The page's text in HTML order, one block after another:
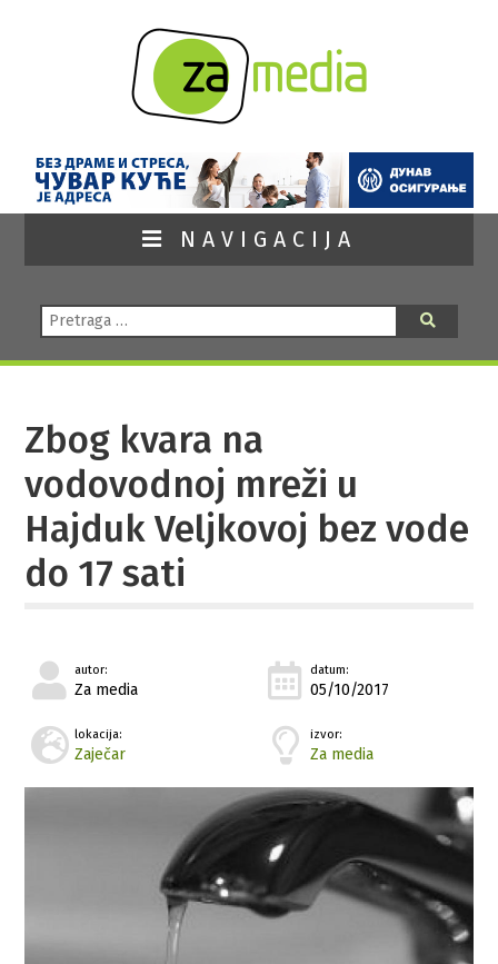
NAVIGACIJA
Pretraga:
Zbog kvara na
vodovodnoj mreži u
Hajduk Veljkovoj bez vode
do 17 sati
autor:
Za media
datum:
05/10/2017
lokacija:
Zaječar
izvor:
Za media